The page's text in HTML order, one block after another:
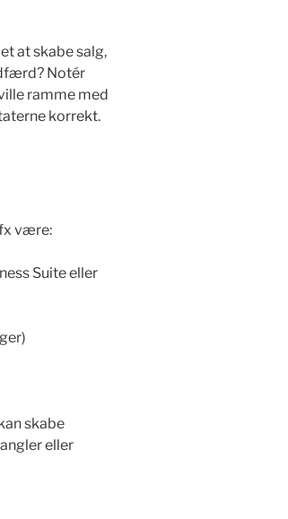
at skabe salg,
Notér
ramme med
korrekt.
være:
Suite eller
skabe
eller